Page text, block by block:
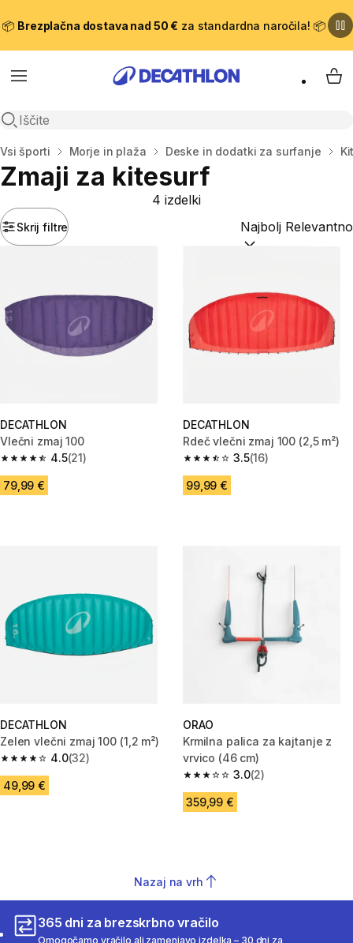
📦 Brezplačna dostava nad 50 € za standardna naročila! 📦
Meni
Odpri iskanje
Domov
Vsi športi Morje in plaža Deske in dodatki za surfanje
Zmaji za kitesurf
Skrij filtre
4 izdelki
Razvrsti po:
DECATHLON
Vlečni zmaj 100
4.5
4.5 od 5 zvezdic from 21 ocene
(21)
79,99 €
DECATHLON
Rdeč vlečni zmaj 100 (2,5 m²)
3.5
3.5 od 5 zvezdic from 16 ocene
(16)
99,99 €
DECATHLON
Zelen vlečni zmaj 100 (1,2 m²)
4.0
4.0 od 5 zvezdic from 32 ocene
(32)
49,99 €
ORAO
Krmilna palica za kajtanje z
vrvico (46 cm)
3.0
3.0 od 5 zvezdic from 2 ocene
(2)
359,99 €
Nazaj na vrh
365 dni za brezskrbno vračilo
Omogočamo vračilo ali zamenjavo izdelka – 30 dni za